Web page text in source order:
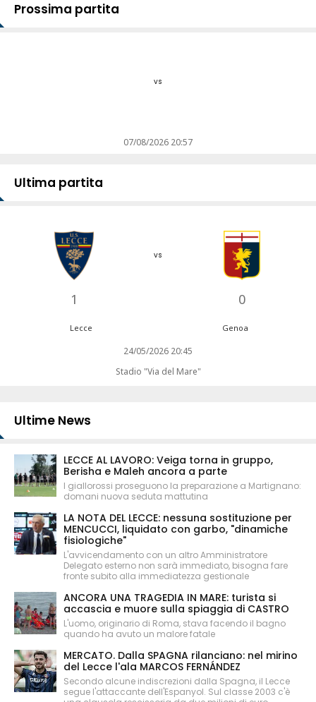
Prossima partita
vs
07/08/2026 20:57
Ultima partita
1
vs
0
Lecce Genoa
24/05/2026 20:45
Stadio "Via del Mare"
Ultime News
LECCE AL LAVORO: Veiga torna in gruppo,
Berisha e Maleh ancora a parte
I giallorossi proseguono la preparazione a Martignano:
domani nuova seduta mattutina
LA NOTA DEL LECCE: nessuna sostituzione per
MENCUCCI, liquidato con garbo, "dinamiche
fisiologiche"
L'avvicendamento con un altro Amministratore
Delegato esterno non sarà immediato, bisogna fare
fronte subito alla immediatezza gestionale
ANCORA UNA TRAGEDIA IN MARE: turista si
accascia e muore sulla spiaggia di CASTRO
L'uomo, originario di Roma, stava facendo il bagno
quando ha avuto un malore fatale
MERCATO. Dalla SPAGNA rilanciano: nel mirino
del Lecce l'ala MARCOS FERNÁNDEZ
Secondo alcune indiscrezioni dalla Spagna, il Lecce
segue l'attaccante dell'Espanyol. Sul classe 2003 c'è